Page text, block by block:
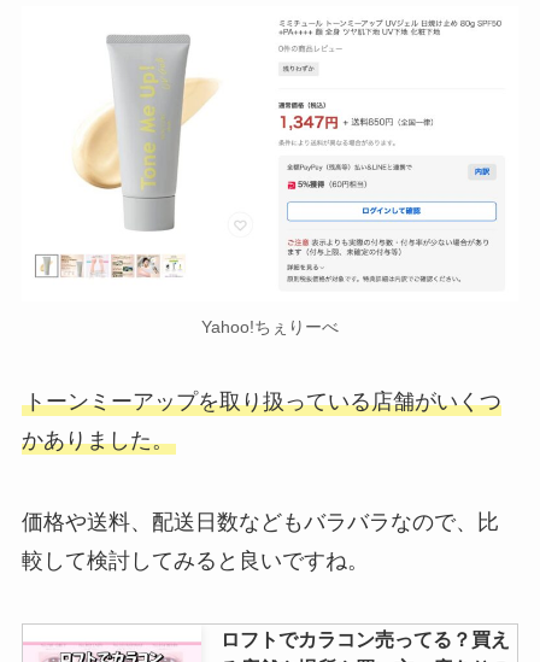
Yahoo!ちぇりーべ
トーンミーアップを取り扱っている店舗がいくつ
かありました。
価格や送料、配送日数などもバラバラなので、比
較して検討してみると良いですね。
ロフトでカラコン売ってる？買え